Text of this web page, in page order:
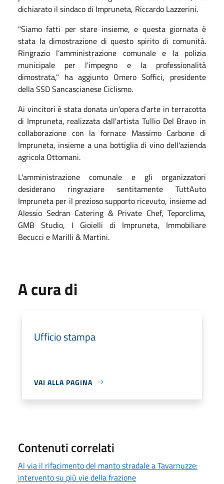
dichiarato il sindaco di Impruneta, Riccardo Lazzerini.
"Siamo fatti per stare insieme, e questa giornata è
stata la dimostrazione di questo spirito di comunità.
Ringrazio l’amministrazione comunale e la polizia
municipale per l'impegno e la professionalità
dimostrata," ha aggiunto Omero Soffici, presidente
della SSD Sancascianese Ciclismo.
Ai vincitori è stata donata un'opera d'arte in terracotta
di Impruneta, realizzata dall'artista Tullio Del Bravo in
collaborazione con la fornace Massimo Carbone di
Impruneta, insieme a una bottiglia di vino dell'azienda
agricola Ottomani.
L'amministrazione comunale e gli organizzatori
desiderano ringraziare sentitamente TuttAuto
Impruneta per il prezioso supporto ricevuto, insieme ad
Alessio Sedran Catering & Private Chef, Teporclima,
GMB Studio, I Gioielli di Impruneta, Immobiliare
Becucci e Marilli & Martini.
A cura di
Ufficio stampa
VAI ALLA PAGINA
Contenuti correlati
Al via il rifacimento del manto stradale a Tavarnuzze:
intervento su più vie della frazione